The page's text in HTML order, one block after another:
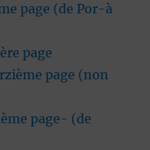
page (de Por-à
page
page (non
page- (de